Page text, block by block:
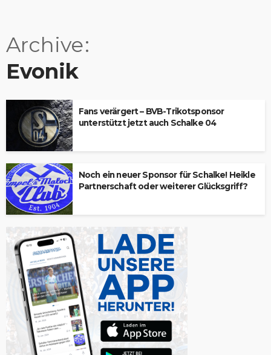
Archive
Evonik
Fans verärgert – BVB-Trikotsponsor
unterstützt jetzt auch Schalke 04
Noch ein neuer Sponsor für Schalke! Heikle
Partnerschaft oder weiterer Glücksgriff?